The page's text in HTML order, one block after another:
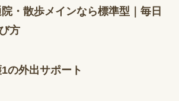
・散歩メインなら標準型｜毎日
方
の外出サポート